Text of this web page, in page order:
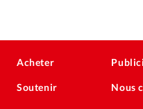
Acheter
Soutenir Nous